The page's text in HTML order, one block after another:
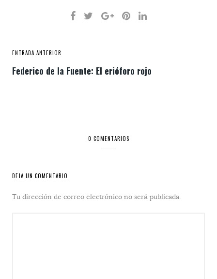
ENTRADA ANTERIOR
Federico de la Fuente: El erióforo rojo
0 COMENTARIOS
DEJA UN COMENTARIO
Tu dirección de correo electrónico no será publicada.